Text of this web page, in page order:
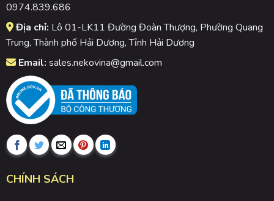
0974.839.686
Địa chỉ: Lô 01-LK11 Đường Đoàn Thượng, Phường Quang
Trung, Thành phố Hải Dương, Tỉnh Hải Dương
Email: sales.nekovina@gmail.com
CHÍNH SÁCH